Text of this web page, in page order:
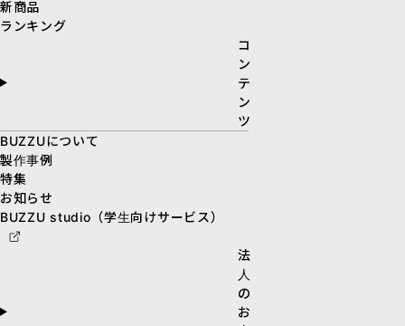
新商品
ランキング
コ
ン
テ
ン
ツ
BUZZUについて
製作事例
特集
お知らせ
BUZZU studio（学生向けサービス）
法
人
の
お